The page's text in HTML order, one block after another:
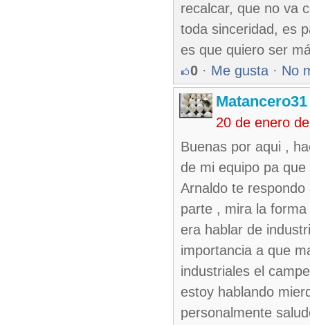
recalcar, que no va
toda sinceridad, es
es que quiero ser
0 · Me gusta · No
Matancero31
20 de enero
Buenas por aqui ,
de mi equipo pa
Arnaldo te
parte , mira la
era hablar de
importancia a que
industriales el
estoy hablando
personalmente